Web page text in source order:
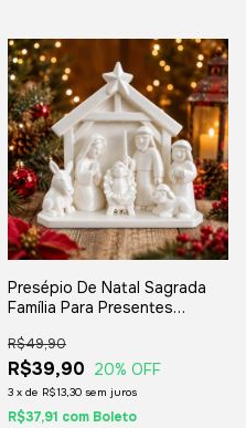
Presépio De Natal Sagrada
Família Para Presentes
R$39,90
R$49,90
20% OFF
3 x de R$13,30 sem juros
R$37,91 com Boleto